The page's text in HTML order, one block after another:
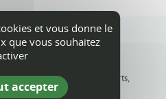
dans les communes, les concerts,
expositions...
et vous donne le
que vous souhaitez
accepter